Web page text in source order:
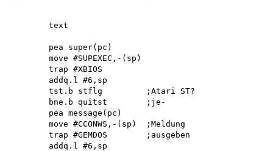
        text
        pea super(pc)
        move #SUPEXEC,-(sp)
        trap #XBIOS
        addq.l #6,sp
        tst.b stflg         ;Atari ST?
        bne.b quitst        ;je-
        pea message(pc)
        move #CCONWS,-(sp)  ;Meldung
        trap #GEMDOS        ;ausgeben
        addq.l #6,sp